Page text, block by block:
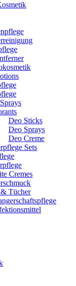
Deo Sticks
Deo Sprays
Deo Creme
Sets
Cremes
Tücher